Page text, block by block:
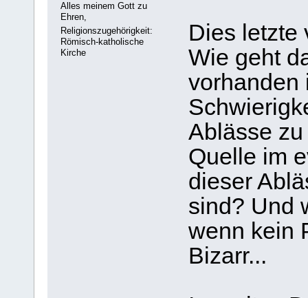
Alles meinem Gott zu
Ehren,
Religionszugehörigkeit:
Römisch-katholische
Kirche
Dies letzte
Wie geht
vorhanden
Ablässe
Quelle im
dieser
sind? Und
wenn kein
Bizarr...